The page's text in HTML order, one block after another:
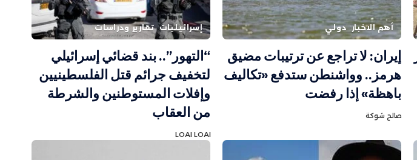
أهم الاخبار دولي
إيران: لا تراجع عن ترتيبات مضيق
هرمز.. وواشنطن ستدفع «تكاليف
باهظة» إذا رفضت
صالح شوكة
إسرائيليات تقارير ودراسات
“التهور”.. بند قضائي إسرائيلي
لتخفيف جرائم قتل الفلسطينيين
وإفلات المستوطنين والشرطة
من العقاب
LOAI LOAI